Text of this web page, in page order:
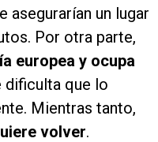
asegurarían un lugar
Por otra parte,
europea y ocupa
dificulta que lo
Mientras tanto,
volver.